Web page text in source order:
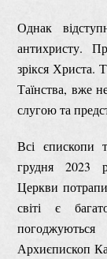
Однак
антихристу.
зрікся Христа.
Таїнства, вже
слугою та
Всі єпископи
грудня 2023
Церкви
світі є
Архиєпископ